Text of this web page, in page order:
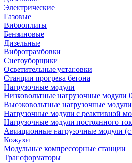
Электрические
Газовые
Виброплиты
Бензиновые
Дизельные
Вибротрамбовки
Снегоуборщики
Осветительные установки
Станции прогрева бетона
Нагрузочные модули
Низковольтные нагрузочные модули
Высоковольтные нагрузочные
Нагрузочные модули с реактивной
Нагрузочные модули постоянного
Авиационные нагрузочные модули (с
Кожухи
Модульные компрессорные станции
Трансформаторы